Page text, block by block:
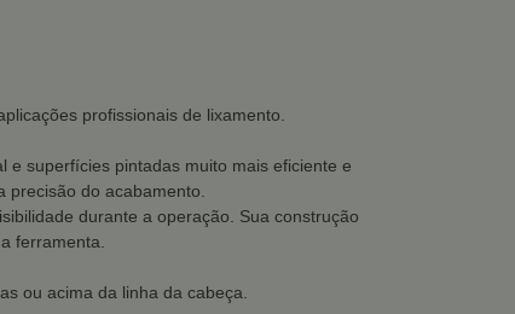
profissionais de lixamento.
e superfícies pintadas muito mais eficiente e
do acabamento.
durante a operação. Sua construção
ferramenta.
ou acima da linha da cabeça.